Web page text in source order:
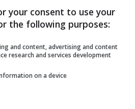
your consent to use your
the following purposes:
and content, advertising and content
research and services development
on a device